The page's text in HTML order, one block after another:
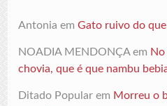
Antonia emGato ruivo do
NOADIA MENDONÇAem
chovia, que é que nambu
Ditado Popular em Morreu o